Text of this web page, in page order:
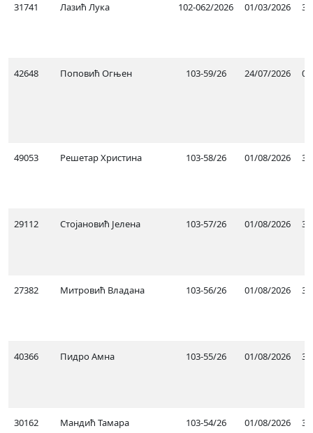
31741 Лазић Лука 102-062/2026 01/03/2026
42648 Поповић Огњен 103-59/26 24/07/2026
49053 Решетар Христина 103-58/26 01/08/2026
29112 Стојановић Јелена 103-57/26 01/08/2026
27382 Митровић Владана 103-56/26 01/08/2026
40366 Пидро Амна 103-55/26 01/08/2026
30162 Мандић Тамара 103-54/26 01/08/2026